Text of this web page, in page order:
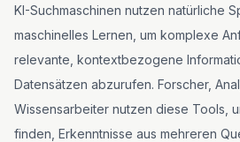
KI-Suchmaschinen nutzen natürliche
maschinelles Lernen, um komplexe
relevante, kontextbezogene
Datensätzen abzurufen. Forscher,
Wissensarbeiter nutzen diese Tools,
finden, Erkenntnisse aus mehreren